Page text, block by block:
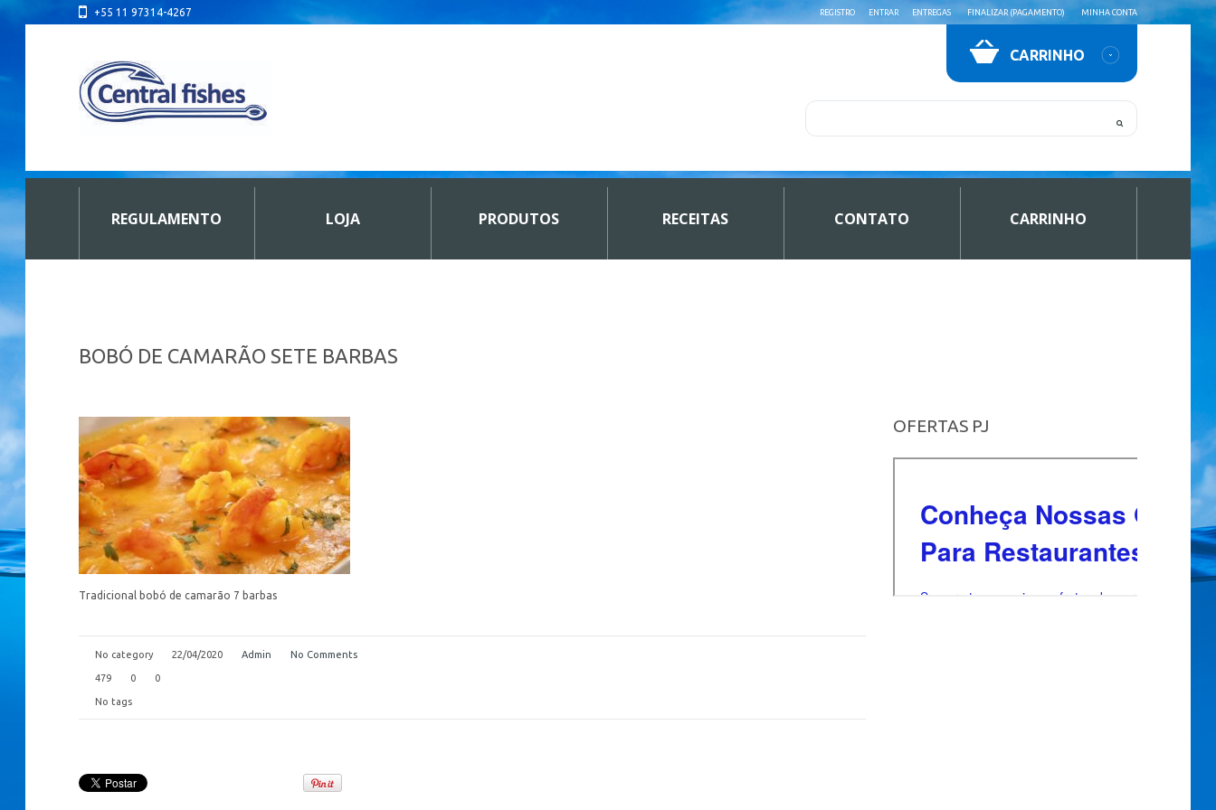
+55 11 97314-4267 REGISTRO ENTRAR ENTREGAS FINALIZAR (PAGAMENTO) MINHA CONTA
CARRINHO
REGULAMENTO LOJA PRODUTOS RECEITAS CONTATO CARRINHO
BOBÓ DE CAMARÃO SETE BARBAS
Tradicional bobó de camarão 7 barbas
No category 22/04/2020 Admin No Comments
479 0 0
No tags
OFERTAS PJ